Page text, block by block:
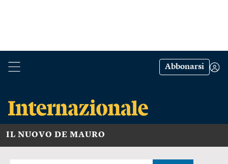
Abbonarsi
IL NUOVO DE MAURO